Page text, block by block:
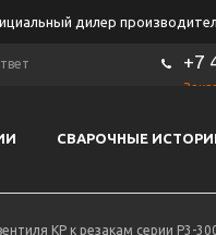
дилер
+7
СВАРОЧНЫЕ
КР к резакам серии Р3-